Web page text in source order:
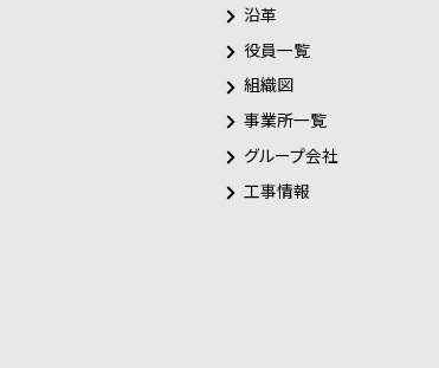
沿革
役員一覧
組織図
事業所一覧
グループ会社
工事情報